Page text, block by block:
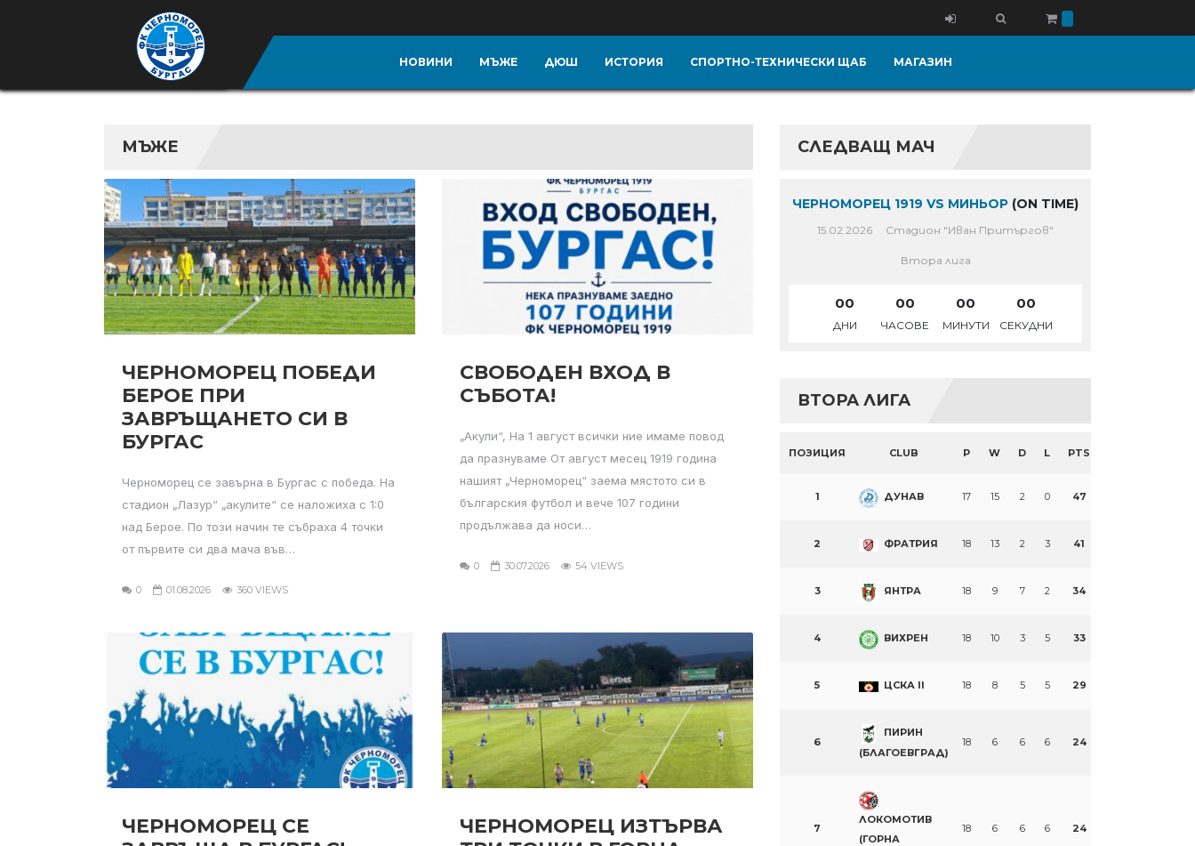
НОВИНИ МЪЖЕ ДЮШ ИСТОРИЯ СПОРТНО-ТЕХНИЧЕСКИ ЩАБ МАГАЗИН
МЪЖЕ
ЧЕРНОМОРЕЦ ПОБЕДИ
БЕРОЕ ПРИ
ЗАВРЪЩАНЕТО СИ В
БУРГАС
Черноморец се завърна в Бургас с победа. На
стадион „Лазур“ „акулите“ се наложиха с 1:0
над Берое. По този начин те събраха 4 точки
от първите си два мача във…
0 01.08.2026 360 VIEWS
СВОБОДЕН ВХОД В
СЪБОТА!
„Акули“, На 1 август всички ние имаме повод
да празнуваме От август месец 1919 година
нашият „Черноморец“ заема мястото си в
българския футбол и вече 107 години
продължава да носи…
0 30.07.2026 54 VIEWS
ЧЕРНОМОРЕЦ СЕ
ЧЕРНОМОРЕЦ ИЗТЪРВА
СЛЕДВАЩ МАЧ
ЧЕРНОМОРЕЦ 1919 VS МИНЬОР (ON TIME)
15.02.2026 Стадион "Иван Притъргов"
Втора лига
00
ДНИ
00
ЧАСОВЕ
00
МИНУТИ
00
СЕКУДНИ
ВТОРА ЛИГА
ПОЗИЦИЯ CLUB P W D L PTS
1 ДУНАВ 17 15 2 0 47
2 ФРАТРИЯ 18 13 2 3 41
3 ЯНТРА 18 9 7 2 34
4 ВИХРЕН 18 10 3 5 33
5 ЦСКА II 18 8 5 5 29
6
ПИРИН
(БЛАГОЕВГРАД)
18 6 6 6 24
7
ЛОКОМОТИВ
(ГОРНА
18 6 6 6 24